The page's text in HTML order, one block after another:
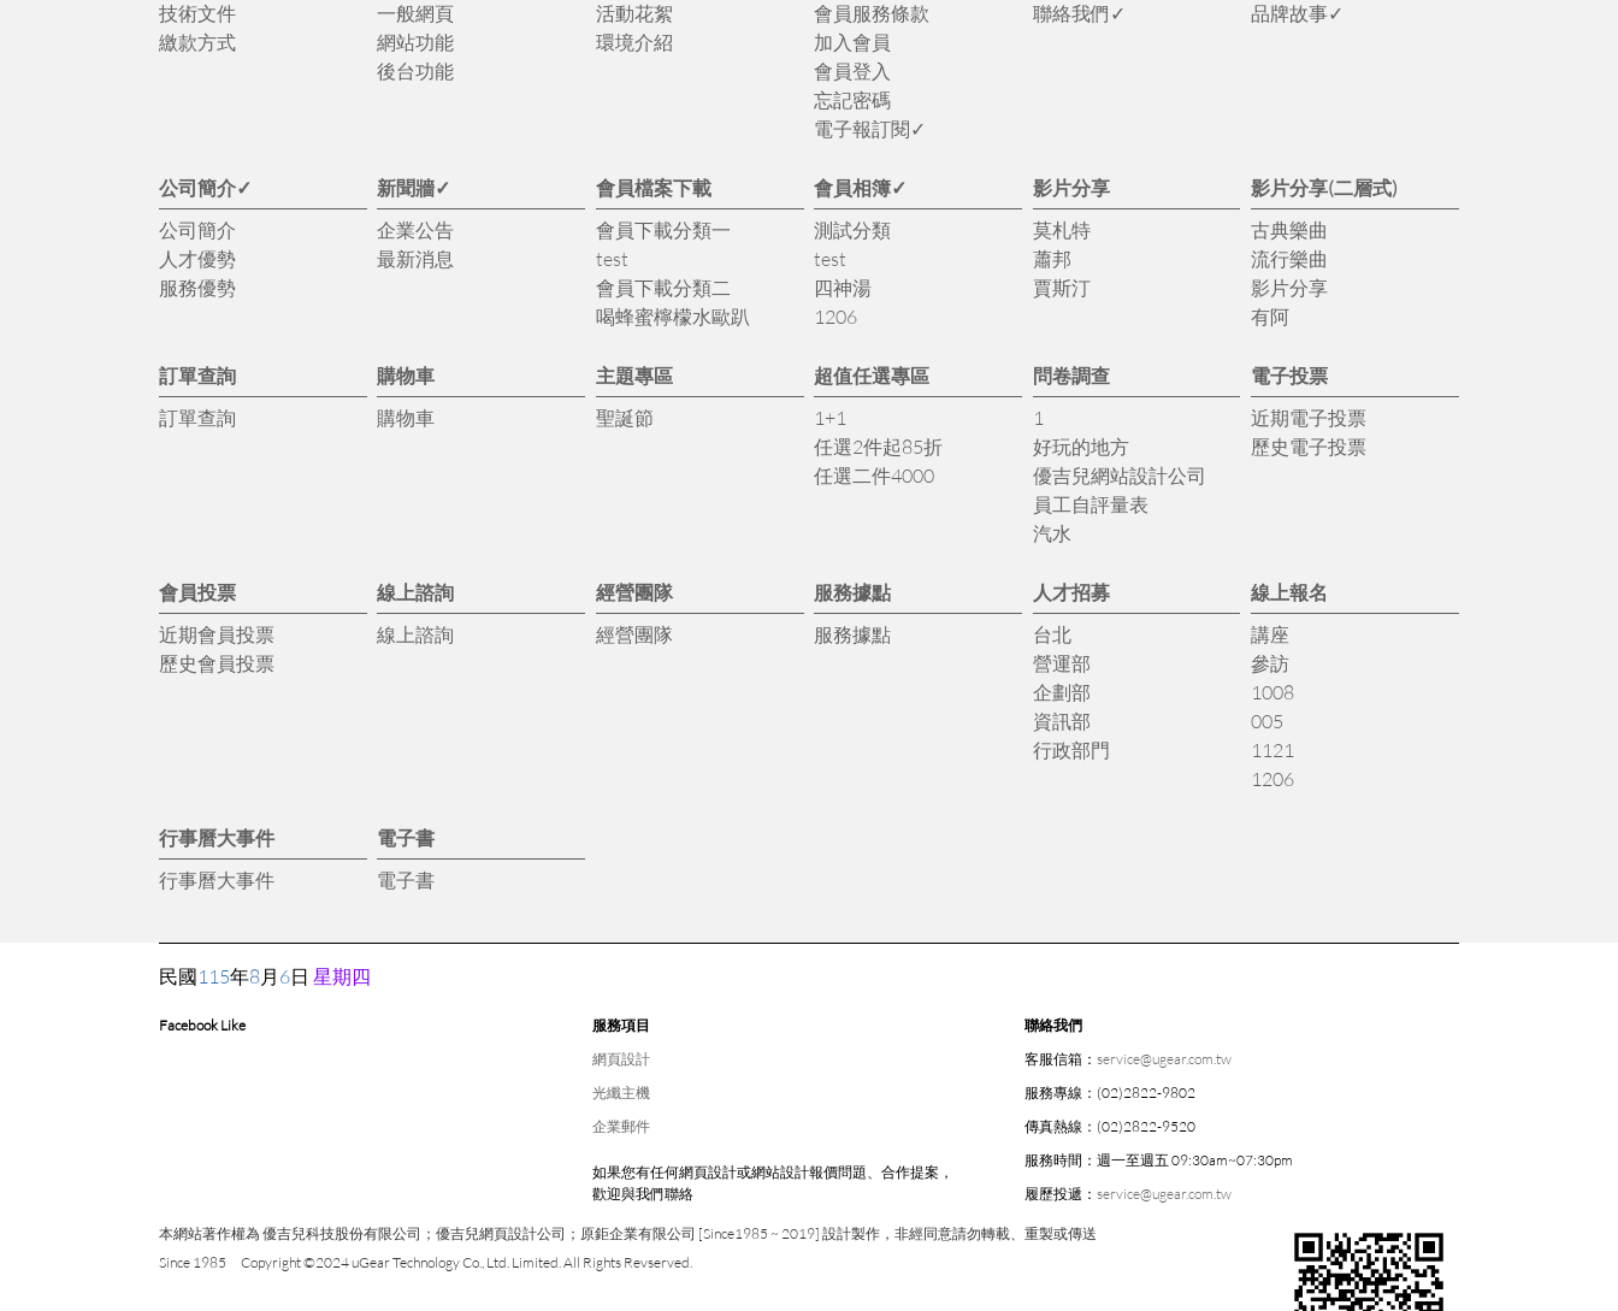
技術文件
繳款方式
一般網頁
網站功能
後台功能
活動花絮
環境介紹
會員服務條款
加入會員
會員登入
忘記密碼
電子報訂閱✓
聯絡我們✓
品牌故事✓
公司簡介✓
公司簡介
人才優勢
服務優勢
新聞牆✓
企業公告
最新消息
會員檔案下載
會員下載分類一
test
會員下載分類二
喝蜂蜜檸檬水歐趴
會員相簿✓
測試分類
test
四神湯
1206
影片分享
莫札特
蕭邦
賈斯汀
影片分享(二層式)
古典樂曲
流行樂曲
影片分享
有阿
訂單查詢
訂單查詢
購物車
購物車
主題專區
聖誕節
超值任選專區
1+1
任選2件起85折
任選二件4000
問卷調查
1
好玩的地方
優吉兒網站設計公司
員工自評量表
汽水
電子投票
近期電子投票
歷史電子投票
會員投票
近期會員投票
歷史會員投票
線上諮詢
線上諮詢
經營團隊
經營團隊
服務據點
服務據點
人才招募
台北
營運部
企劃部
資訊部
行政部門
線上報名
講座
參訪
1008
005
1121
1206
行事曆大事件
行事曆大事件
電子書
電子書
民國115年8月 6日 星期四
Facebook Like
服務項目
網頁設計
光纖主機
企業郵件
如果您有任何網頁設計或網站設計報價問題、合作提案，
歡迎與我們聯絡
聯絡我們
客服信箱：service@ugear.com.tw
服務專線： (02)2822-9802
傳真熱線： (02)2822-9520
服務時間：週一至週五 09:30am~07:30pm
履歷投遞：service@ugear.com.tw
本網站著作權為 優吉兒科技股份有限公司；優吉兒網頁設計公司；原鉅企業有限公司 [Since1985 ~ 2019] 設計製作，非經同意請勿轉載、重製或傳送
Since 1985 Copyright ©2024 uGear Technology Co., Ltd. Limited. All Rights Revserved.